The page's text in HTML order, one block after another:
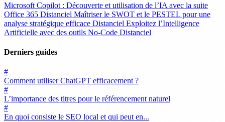
Microsoft Copilot : Découverte et utilisation de l’IA avec la suite
Office 365 Distanciel Maîtriser le SWOT et le PESTEL pour une
analyse stratégique efficace Distanciel Exploitez l’Intelligence
Artificielle avec des outils No-Code Distanciel
Derniers guides
#
Comment utiliser ChatGPT efficacement ?
#
L’importance des titres pour le référencement naturel
#
En quoi consiste le SEO local et qui peut en...